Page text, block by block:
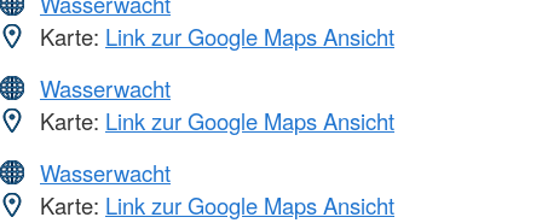
Karte: Link zur Google Maps Ansicht
Wasserwacht
Karte: Link zur Google Maps Ansicht
Wasserwacht
Karte: Link zur Google Maps Ansicht